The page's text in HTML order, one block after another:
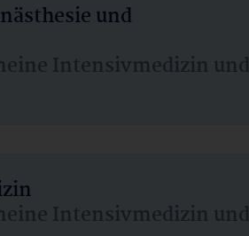
und
Intensivmedizin und
Intensivmedizin und